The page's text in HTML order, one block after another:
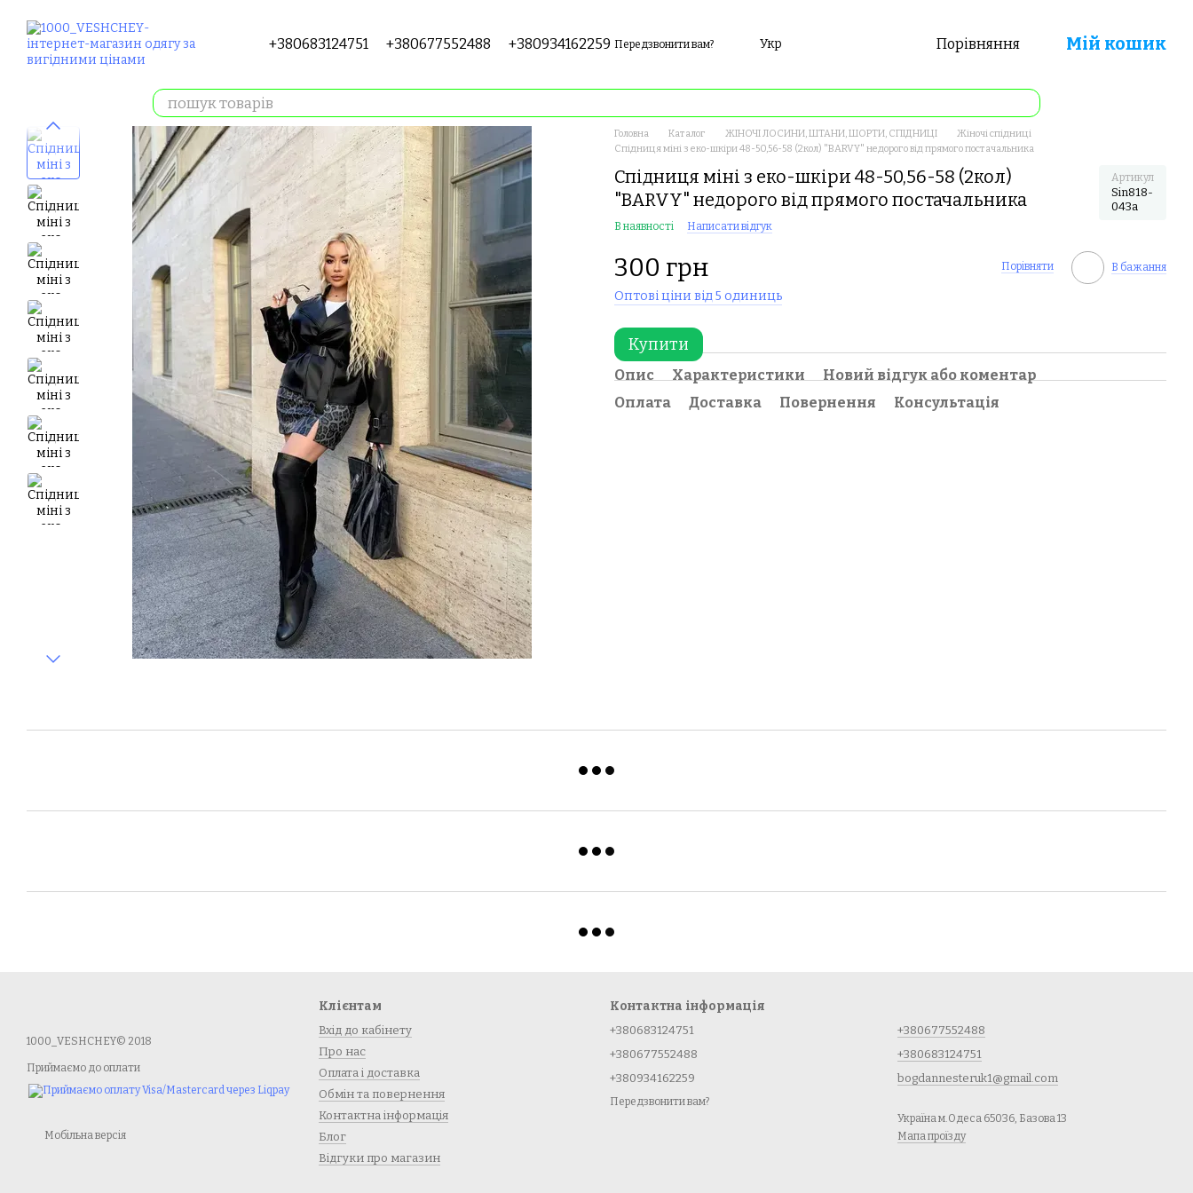
+380683124751 +380677552488 +380934162259 Передзвонити вам? Укр Порівняння Мій кошик
Головна Каталог ЖІНОЧІ ЛОСИНИ, ШТАНИ, ШОРТИ, СПІДНИЦІ
Жіночі спідниці
Спідниця міні з еко-шкіри 48-50,56-58 (2кол) "BARVY" недорого від прямого постачальника
Спідниця міні з еко-шкіри 48-50,56-58 (2кол)
"BARVY" недорого від прямого постачальника
Артикул
Sin818-
043a
В наявності Написати відгук
300 грн Порівняти В бажання
Оптові ціни від 5 одиниць
Купити
Опис Характеристики
Новий відгук або коментар
Оплата
Доставка Повернення Консультація
1000_VESHCHEY© 2018
Приймаємо до оплати
Мобільна версія
Клієнтам
Вхід до кабінету
Про нас
Оплата і доставка
Обмін та повернення
Контактна інформація
Блог
Відгуки про магазин
Контактна інформація
+380683124751
+380677552488
+380934162259
Передзвонити вам?
+380677552488
+380683124751
bogdannesteruk1@gmail.com
Україна м.Одеса 65036, Базова 13
Мапа проїзду